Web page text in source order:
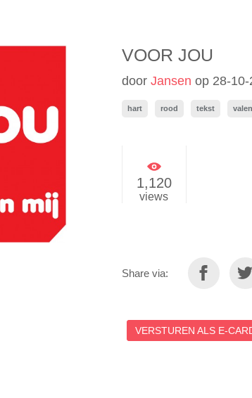
VOOR JOU
door Jansen op 28-
hart rood tekst
1,120
views
Share via:
VERSTUREN ALS E-